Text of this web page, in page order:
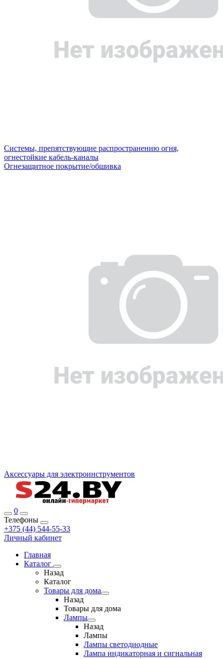
Системы, препятствующие распространению огня,
огнестойкие кабель-каналы
Огнезащитное покрытие/обшивка
Аксессуары для электроинструментов
0
Телефоны
+375 (44) 544-55-33
Личный кабинет
Главная
Каталог
Назад
Каталог
Товары для дома
Назад
Товары для дома
Лампы
Назад
Лампы
Лампы светодиодные
Лампа индикаторная и сигнальная